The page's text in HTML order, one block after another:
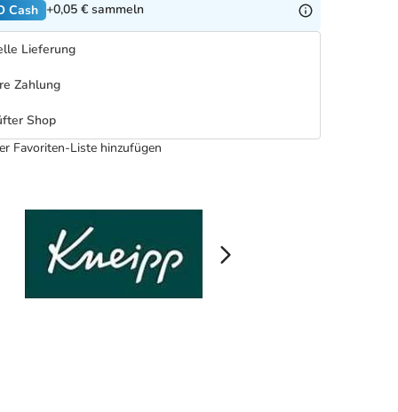
Cash +0,05 € sammeln
Lieferung
Zahlung
Shop
Favoriten-Liste hinzufügen